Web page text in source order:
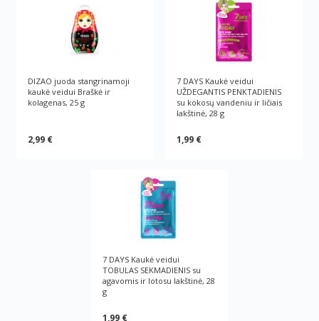
DIZAO juoda stangrinamoji
kaukė veidui Braškė ir
kolagenas, 25 g
2,99 €
7 DAYS Kaukė veidui
UŽDEGANTIS PENKTADIENIS
su kokosų vandeniu ir ličiais
lakštinė, 28 g
1,99 €
7 DAYS Kaukė veidui
TOBULAS SEKMADIENIS su
agavomis ir lotosu lakštinė, 28
g
1,99 €